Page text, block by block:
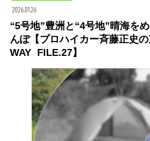
2026.01.26
“5号地”豊洲と“4号地”晴海を
んぽ【プロハイカー斉藤正史
WAY FILE.27】